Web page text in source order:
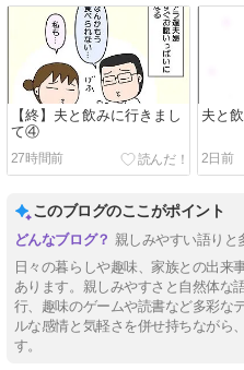
【終】夫と飲みに行きまし
て④
27時間前
夫と
2日前
このブログのここがポイント
親しみやすい語りと
日々の暮らしや趣味、家族との出来
あります。親しみやすさと自然体な
行、趣味のゲームや読書など多彩な
ルな感情と気軽さを併せ持ちながら
す。